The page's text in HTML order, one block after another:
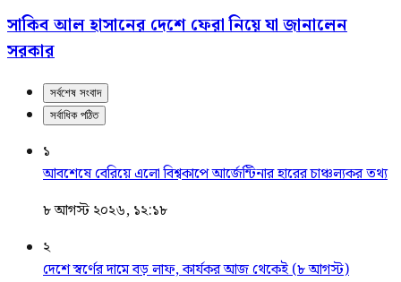
সাকিব আল হাসানের দেশে ফেরা নিয়ে যা জানালেন
সরকার
সর্বশেষ সংবাদ
সর্বাধিক পঠিত
১
আবশেষে বেরিয়ে এলো বিশ্বকাপে আর্জেন্টিনার হারের চাঞ্চল্যকর তথ্য
৮ আগস্ট ২০২৬, ১২:১৮
২
দেশে স্বর্ণের দামে বড় লাফ, কার্যকর আজ থেকেই (৮ আগস্ট)